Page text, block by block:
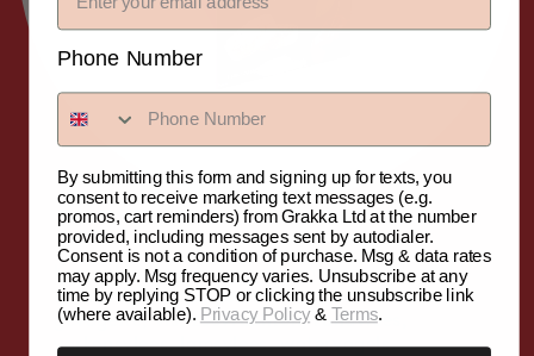
Kersenbisquetten zorgen voor een mild, zoet
en fruitig aroma, perfect voor het roken van
gevogelte, vis, zeevruchten, rundvlees,
varkensvlees, lamsvlees, watervogels,
Phone Number
By submitting this form and signing up for texts, you
consent to receive marketing text messages (e.g.
promos, cart reminders) from Grakka Ltd at the number
provided, including messages sent by autodialer.
Consent is not a condition of purchase. Msg & data rates
may apply. Msg frequency varies. Unsubscribe at any
time by replying STOP or clicking the unsubscribe link
(where available). Privacy Policy& Terms.